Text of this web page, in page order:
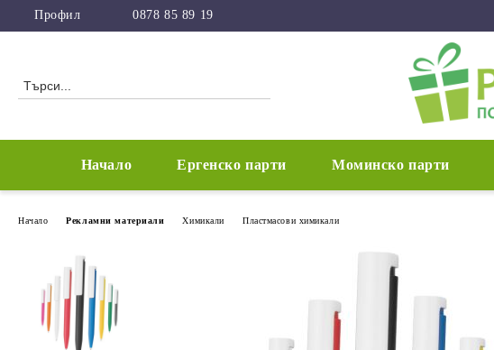
Профил 0878 85 89 19
Начало Ергенско парти Моминско парти
Начало Рекламни материали Химикали Пластмасови химикали